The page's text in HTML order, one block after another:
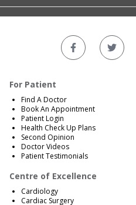
For Patient
Find A Doctor
Book An Appointment
Patient Login
Health Check Up Plans
Second Opinion
Doctor Videos
Patient Testimonials
Centre of Excellence
Cardiology
Cardiac Surgery